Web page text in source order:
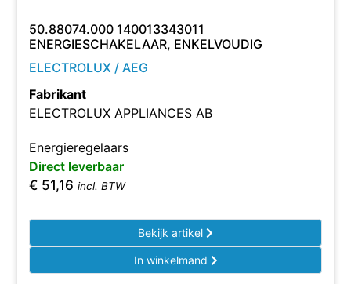
50.88074.000 140013343011
ENERGIESCHAKELAAR, ENKELVOUDIG
ELECTROLUX / AEG
Fabrikant
ELECTROLUX APPLIANCES AB
Energieregelaars
Direct leverbaar
€ 51,16 incl. BTW
Bekijk artikel
In winkelmand